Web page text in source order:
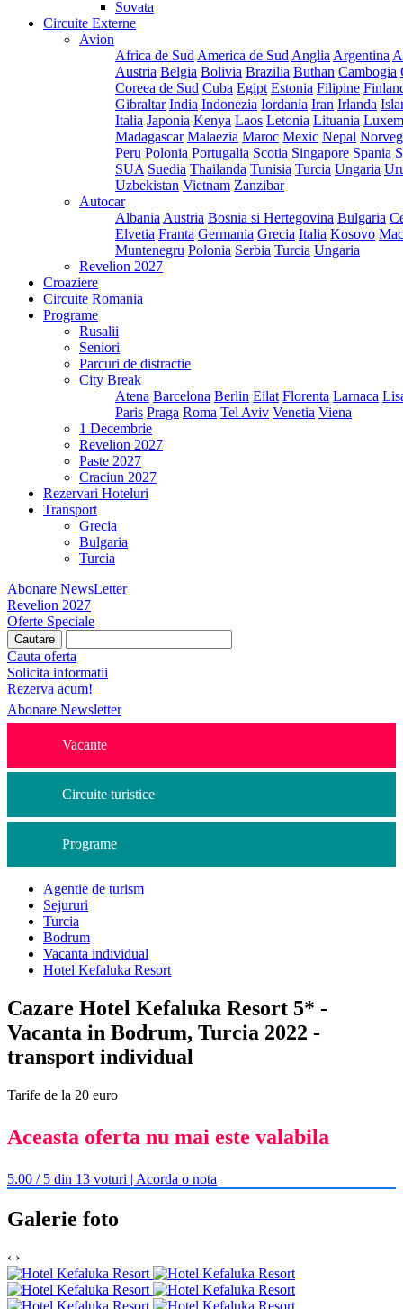
Sovata
Circuite Externe
Avion
Africa de Sud America de Sud Anglia Argentina
Austria Belgia Bolivia Brazilia Buthan Cambogia
Coreea de Sud Cuba Egipt Estonia Filipine
Gibraltar India Indonezia Iordania Iran Irlanda
Italia Japonia Kenya Laos Letonia Lituania
Madagascar Malaezia Maroc Mexic Nepal
Peru Polonia Portugalia Scotia Singapore Spania
SUA Suedia Thailanda Tunisia Turcia Ungaria
Uzbekistan Vietnam Zanzibar
Autocar
Albania Austria Bosnia si Hertegovina Bulgaria
Elvetia Franta Germania Grecia Italia Kosovo
Muntenegru Polonia Serbia Turcia Ungaria
Revelion 2027
Croaziere
Circuite Romania
Programe
Rusalii
Seniori
Parcuri de distractie
City Break
Atena Barcelona Berlin Eilat Florenta Larnaca
Paris Praga Roma Tel Aviv Venetia Viena
1 Decembrie
Revelion 2027
Paste 2027
Craciun 2027
Rezervari Hoteluri
Transport
Grecia
Bulgaria
Turcia
Abonare NewsLetter
Revelion 2027
Oferte Speciale
Cauta oferta
Solicita informatii
Rezerva acum!
Abonare Newsletter
Vacante
Circuite turistice
Programe
Agentie de turism
Sejururi
Turcia
Bodrum
Vacanta individual
Hotel Kefaluka Resort
Cazare Hotel Kefaluka Resort 5* -
Vacanta in Bodrum, Turcia 2022 -
transport individual
Tarife de la 20 euro
Aceasta oferta nu mai este valabila
5.00 / 5 din 13 voturi | Acorda o nota
Galerie foto
‹ ›